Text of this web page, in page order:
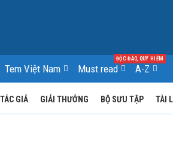
Tem Việt Nam Must read
ĐỘC ĐÁO, QUÝ HIẾM
A-Z
GIẢ GIẢI THƯỞNG BỘ SƯU TẬP TÀI